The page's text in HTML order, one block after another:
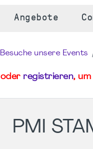
Angebote
Besuche unsere Events
oder registrieren,
PMI